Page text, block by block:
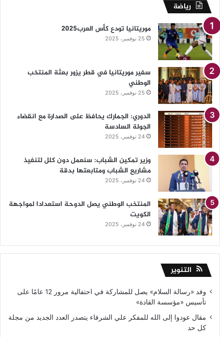
رياضة
موريتانيا تودع كأس العرب2025
25 نوفمبر، 2025
سفير موريتانيا في قطر يزور بعثة المنتخب
الوطني
25 نوفمبر، 2025
الدوري: الجمارك يحافظ على الصدارة مع انقضاء
الجولة السادسة
24 نوفمبر، 2025
وزير تمكين الشباب: سنعمل دون كلل لتنفيذ
مشاريع الشباب ومتابعتها بدقة
24 نوفمبر، 2025
المنتخب الوطني يصل الدوحة استعدادا لمواجهة
الكويت
24 نوفمبر، 2025
التنوير
وفد «رسالة السلام» يصل للمشاركة في احتفالية مرور 12 عامًا على
تأسيس «مؤسسة القادة»
مقال عودوا إلى الله للمفكر علي الشرفاء يتصدر العدد الجديد من مجلة
كل حد